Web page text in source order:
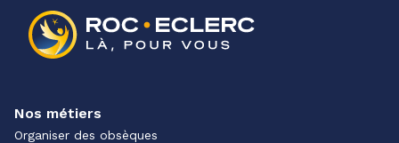
Nos métiers
Organiser des obsèques